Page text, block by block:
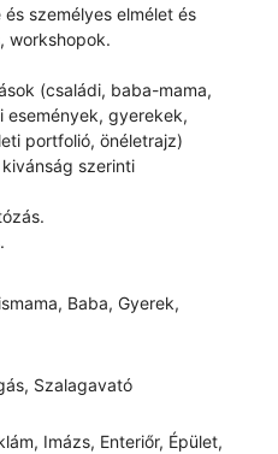
személyes elmélet és
workshopok.
(családi, baba-mama,
események, gyerekek,
portfolió, önéletrajz)
szerinti
Baba, Gyerek,
Szalagavató
Imázs, Enteriőr, Épület,